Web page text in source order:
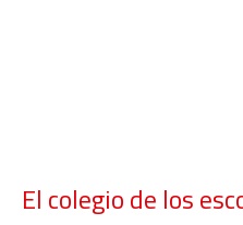
El colegio de los